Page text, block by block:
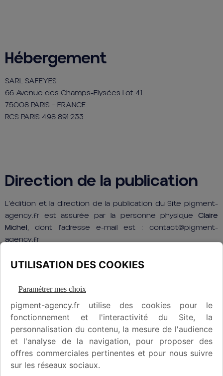
Hébergement
SARL SAFEYES
66 Avenue des Champs-Elysées Lot 41
75008 PARIS – FRANCE
RCS PARIS 498 891 233
Direction de la publication
L’édition et la direction de la publication du Site pigment-
agency.fr est assurée par la personne physique Claire
Michel, dont l’adresse e-mail est : contact@pigment-
agency.fr
UTILISATION DES COOKIES
Paramétrer mes choix
pigment-agency.fr utilise des cookies pour le
fonctionnement et l'interactivité du Site, la
personnalisation du contenu, la mesure de l'audience
et l'analyse de la navigation, pour proposer des
offres commerciales pertinentes et pour nous suivre
sur les réseaux sociaux.